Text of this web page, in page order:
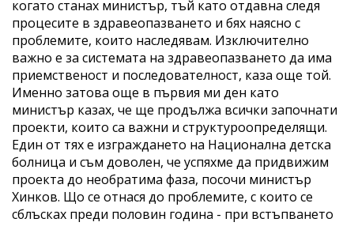
когато станах министър, тъй като отдавна следя
процесите в здравеопазването и бях наясно с
проблемите, които наследявам. Изключително
важно е за системата на здравеопазването да има
приемственост и последователност, каза още той.
Именно затова още в първия ми ден като
министър казах, че ще продължа всички започнати
проекти, които са важни и структуроопределящи.
Един от тях е изграждането на Национална детска
болница и съм доволен, че успяхме да придвижим
проекта до необратима фаза, посочи министър
Хинков. Що се отнася до проблемите, с които се
сблъсках преди половин година - при встъпването